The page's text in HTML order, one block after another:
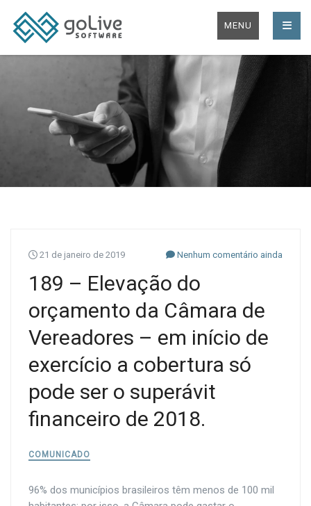
MENU
Nenhum comentário ainda
21 de janeiro de 2019
189 – Elevação do
orçamento da Câmara de
Vereadores – em início de
exercício a cobertura só
pode ser o superávit
financeiro de 2018.
COMUNICADO
96% dos municípios brasileiros têm menos de 100 mil